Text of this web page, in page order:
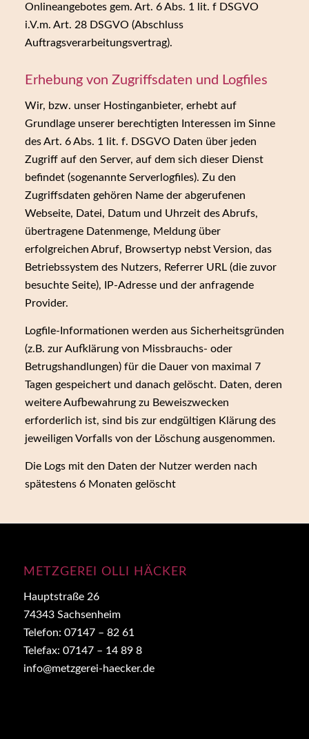
Onlineangebotes gem. Art. 6 Abs. 1 lit. f DSGVO
i.V.m. Art. 28 DSGVO (Abschluss
Auftragsverarbeitungsvertrag).
Erhebung von Zugriffsdaten und Logfiles
Wir, bzw. unser Hostinganbieter, erhebt auf
Grundlage unserer berechtigten Interessen im Sinne
des Art. 6 Abs. 1 lit. f. DSGVO Daten über jeden
Zugriff auf den Server, auf dem sich dieser Dienst
befindet (sogenannte Serverlogfiles). Zu den
Zugriffsdaten gehören Name der abgerufenen
Webseite, Datei, Datum und Uhrzeit des Abrufs,
übertragene Datenmenge, Meldung über
erfolgreichen Abruf, Browsertyp nebst Version, das
Betriebssystem des Nutzers, Referrer URL (die zuvor
besuchte Seite), IP-Adresse und der anfragende
Provider.
Logfile-Informationen werden aus Sicherheitsgründen
(z.B. zur Aufklärung von Missbrauchs- oder
Betrugshandlungen) für die Dauer von maximal 7
Tagen gespeichert und danach gelöscht. Daten, deren
weitere Aufbewahrung zu Beweiszwecken
erforderlich ist, sind bis zur endgültigen Klärung des
jeweiligen Vorfalls von der Löschung ausgenommen.
Die Logs mit den Daten der Nutzer werden nach
spätestens 6 Monaten gelöscht
METZGEREI OLLI HÄCKER
Hauptstraße 26
74343 Sachsenheim
Telefon: 07147 – 82 61
Telefax: 07147 – 14 89 8
info@metzgerei-haecker.de